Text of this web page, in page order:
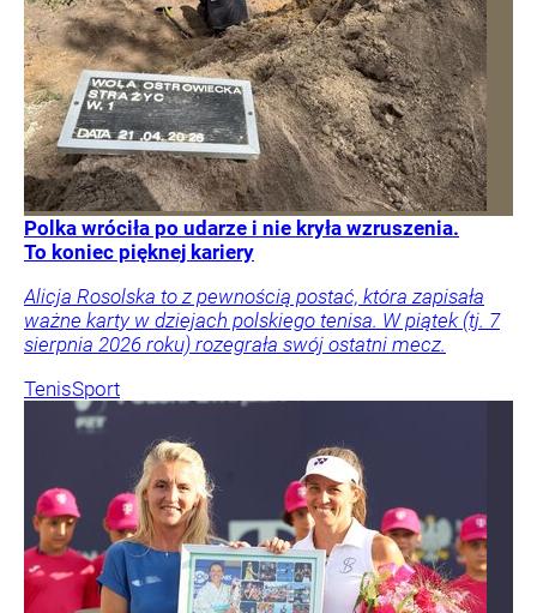
Polka wróciła po udarze i nie kryła wzruszenia.
To koniec pięknej kariery
Alicja Rosolska to z pewnością postać, która zapisała
ważne karty w dziejach polskiego tenisa. W piątek (tj. 7
sierpnia 2026 roku) rozegrała swój ostatni mecz.
TenisSport